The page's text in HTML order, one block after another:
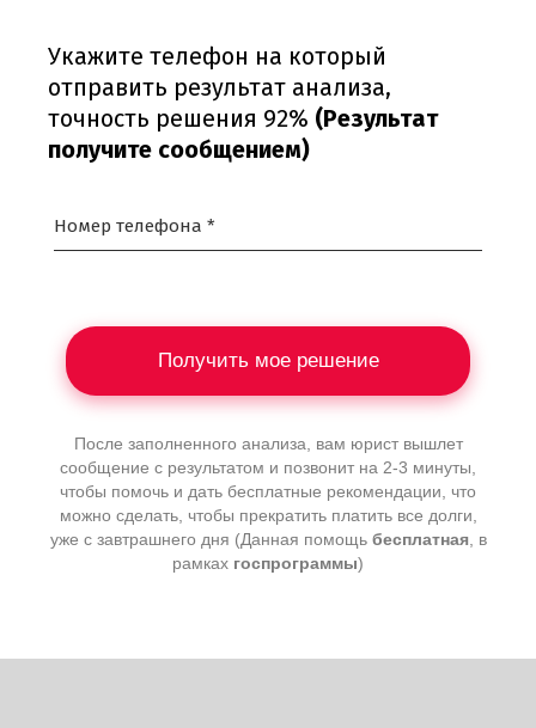
Укажите телефон на который
отправить результат анализа,
точность решения 92% (Результат
получите сообщением)
Номер телефона *
Получить мое решение
После заполненного анализа, вам юрист вышлет
сообщение с результатом и позвонит на 2-3 минуты,
чтобы помочь и дать бесплатные рекомендации, что
можно сделать, чтобы прекратить платить все долги,
уже с завтрашнего дня (Данная помощь бесплатная, в
рамках госпрограммы)